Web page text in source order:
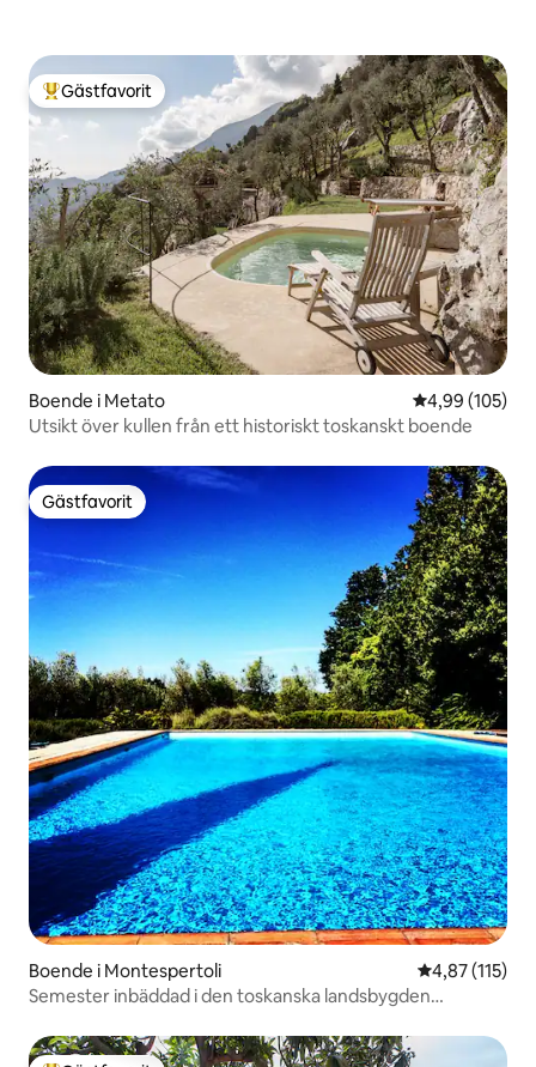
Populär gästfavorit
Gästfavorit
Boende i Metato 4,99 av 5 i
4,99 (105)
Utsikt över kullen från ett historiskt toskanskt boende
Gästfavorit
Gästfavorit
Boende i Montespertoli 4,87 av 5 i
4,87 (115)
Semester inbäddad i den toskanska landsbygden